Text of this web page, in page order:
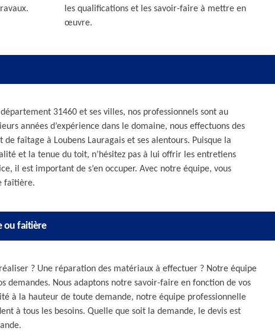
les qualifications et les savoir-faire à mettre en
œuvre.
31460 et ses villes, nos professionnels sont au
années d’expérience dans le domaine, nous effectuons des
faîtage à Loubens Lauragais et ses alentours. Puisque la
et la tenue du toit, n’hésitez pas à lui offrir les entretiens
il est important de s’en occuper. Avec notre équipe, vous
faîtière.
ou faitière
? Une réparation des matériaux à effectuer ? Notre équipe
demandes. Nous adaptons notre savoir-faire en fonction de vos
à la hauteur de toute demande, notre équipe professionnelle
à tous les besoins. Quelle que soit la demande, le devis est